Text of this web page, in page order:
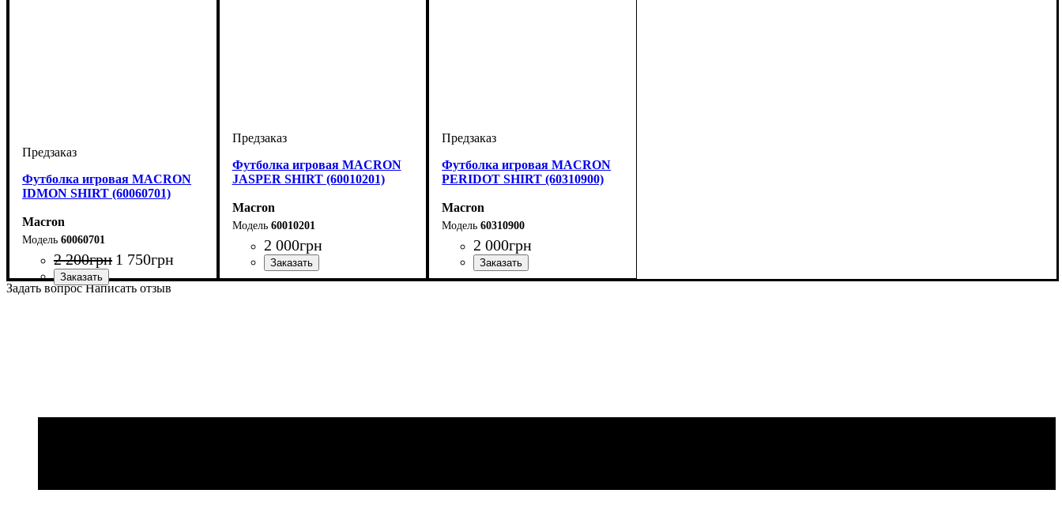
Футболка игровая MACRON
IDMON SHIRT (60060701)
Macron
60060701
2 200грн 1 750грн
Пол : Унисекс
Производитель: Macron
Цвет: Темно-синий
Футболка игровая MACRON
JASPER SHIRT (60010201)
Macron
60010201
2 000грн
Пол: Унисекс
Производитель: Macron
Цвет: Красный
Футболка игровая MACRON
PERIDOT SHIRT (60310900)
Macron
60310900
2 000грн
Пол: Унисекс
Производитель: Macron
Цвет: Черный
Задать вопрос Написать отзыв